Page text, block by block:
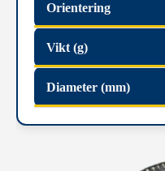
Orientering
Vikt (g)
Diameter (mm)